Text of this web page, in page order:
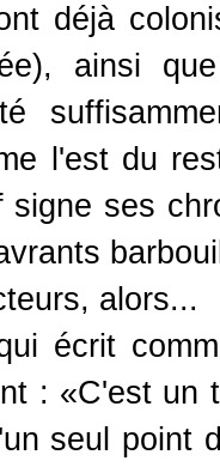
déjà
ainsi
l'est du
ses
alors...
écrit
: «C'est un
seul point